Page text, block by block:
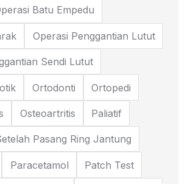
Batu Empedu
Operasi Penggantian Lutut
Sendi Lutut
Ortodonti Ortopedi
Osteoartritis Paliatif
Pasang Ring Jantung
Paracetamol Patch Test